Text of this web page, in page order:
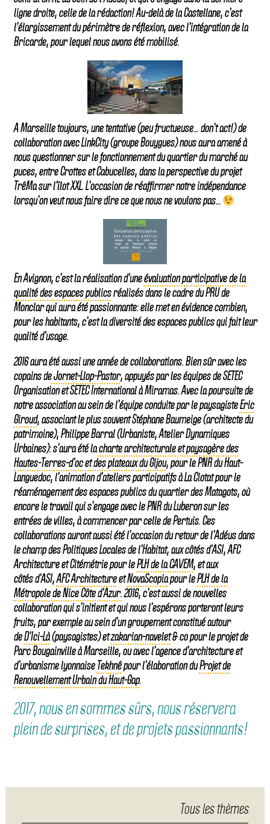
ligne droite, celle de la rédaction! Au-delà de la Castellane, c’est
l’élargissement du périmètre de réflexion, avec l’intégration de la
Bricarde, pour lequel nous avons été mobilisé.
A Marseille toujours, une tentative (peu fructueuse… don’t act!) de
collaboration avec LinkCity (groupe Bouygues) nous aura amené à
nous questionner sur le fonctionnement du quartier du marché au
puces, entre Crottes et Cabucelles, dans la perspective du projet
TrêMa sur l’îlot XXL. L’occasion de réaffirmer notre indépendance
lorsqu’on veut nous faire dire ce que nous ne voulons pas…
En Avignon, c’est la réalisation d’uneévaluation participative de la
qualité des espaces publicsréalisés dans le cadre du PRU de
Monclar qui aura été passionnante: elle met en évidence combien,
pour les habitants, c’est la diversité des espaces publics qui fait leur
qualité d’usage.
2016 aura été aussi une année de collaborations. Bien sûr avec les
copains deJornet-Llop-Pastor, appuyés par les équipes de SETEC
Organisation et SETEC International à Miramas. Avec la poursuite de
notre association au sein de l’équipe conduite par le paysagisteEric
Giroud, associant le plus souvent Stéphane Baumeige (architecte du
patrimoine), Philippe Barral (Urbaniste, Atelier Dynamiques
Urbaines): s’aura été lacharte architecturale et paysagère des
Hautes-Terres-d’oc et des plateaux du Gijou, pour le PNR du Haut-
Languedoc, l’animation d’ateliers participatifs à La Ciotat pour le
réaménagement des espaces publics du quartier des Matagots, où
encore le travail qui s’engage avec le PNR du Luberon sur les
entrées de villes, à commencer par celle de Pertuis. Ces
collaborations auront aussi été l’occasion du retour de l’Adéus dans
le champ des Politiques Locales de l’Habitat, aux côtés d’ASI, AFC
Architecture et Citémétrie pour lePLH de la CAVEM, et aux
côtés d’ASI,AFC ArchitectureetNovaScopiapour lePLH de la
Métropole de Nice Côte d’Azur.2016, c’est aussi de nouvelles
collaboration qui s’initient et qui nous l’espérons porteront leurs
fruits, par exemple au sein d’un groupement constitué autour
deD’Ici-Là(paysagistes) etzakarian-navelet& co pour le projet de
Parc Bougainville à Marseille, ou avec l’agence d’architecture et
d’urbanisme lyonnaiseTekhnêpour l’élaboration duProjet de
Renouvellement Urbain du Haut-Gap.
2017, nous en sommes sûrs, nous réservera
plein de surprises, et de projets passionnants!
Tous les thèmes